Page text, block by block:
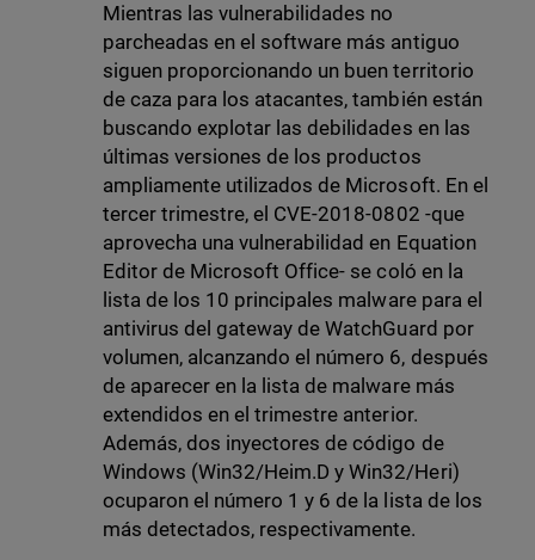
Mientras las vulnerabilidades no
parcheadas en el software más antiguo
siguen proporcionando un buen territorio
de caza para los atacantes, también están
buscando explotar las debilidades en las
últimas versiones de los productos
ampliamente utilizados de Microsoft. En el
tercer trimestre, el CVE-2018-0802 -que
aprovecha una vulnerabilidad en Equation
Editor de Microsoft Office- se coló en la
lista de los 10 principales malware para el
antivirus del gateway de WatchGuard por
volumen, alcanzando el número 6, después
de aparecer en la lista de malware más
extendidos en el trimestre anterior.
Además, dos inyectores de código de
Windows (Win32/Heim.D y Win32/Heri)
ocuparon el número 1 y 6 de la lista de los
más detectados, respectivamente.